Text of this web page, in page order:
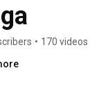
• 170 videos